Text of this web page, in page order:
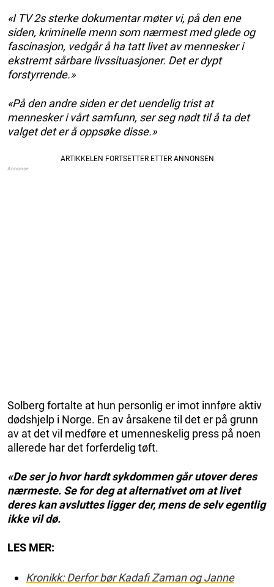
«I TV 2s sterke dokumentar møter vi, på den ene
siden, kriminelle menn som nærmest med glede og
fascinasjon, vedgår å ha tatt livet av mennesker i
ekstremt sårbare livssituasjoner. Det er dypt
forstyrrende.»
«På den andre siden er det uendelig trist at
mennesker i vårt samfunn, ser seg nødt til å ta det
valget det er å oppsøke disse.»
Solberg fortalte at hun personlig er imot innføre aktiv
dødshjelp i Norge. En av årsakene til det er på grunn
av at det vil medføre et umenneskelig press på noen
allerede har det forferdelig tøft.
«De ser jo hvor hardt sykdommen går utover deres
nærmeste. Se for deg at alternativet om at livet
deres kan avsluttes ligger der, mens de selv egentlig
ikke vil dø.
LES MER:
Kronikk: Derfor bør Kadafi Zaman og Janne